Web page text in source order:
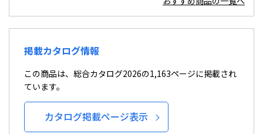
掲載カタログ情報
この商品は、総合カタログ2026の1,163ページに掲載され
ています。
カタログ掲載ページ表示